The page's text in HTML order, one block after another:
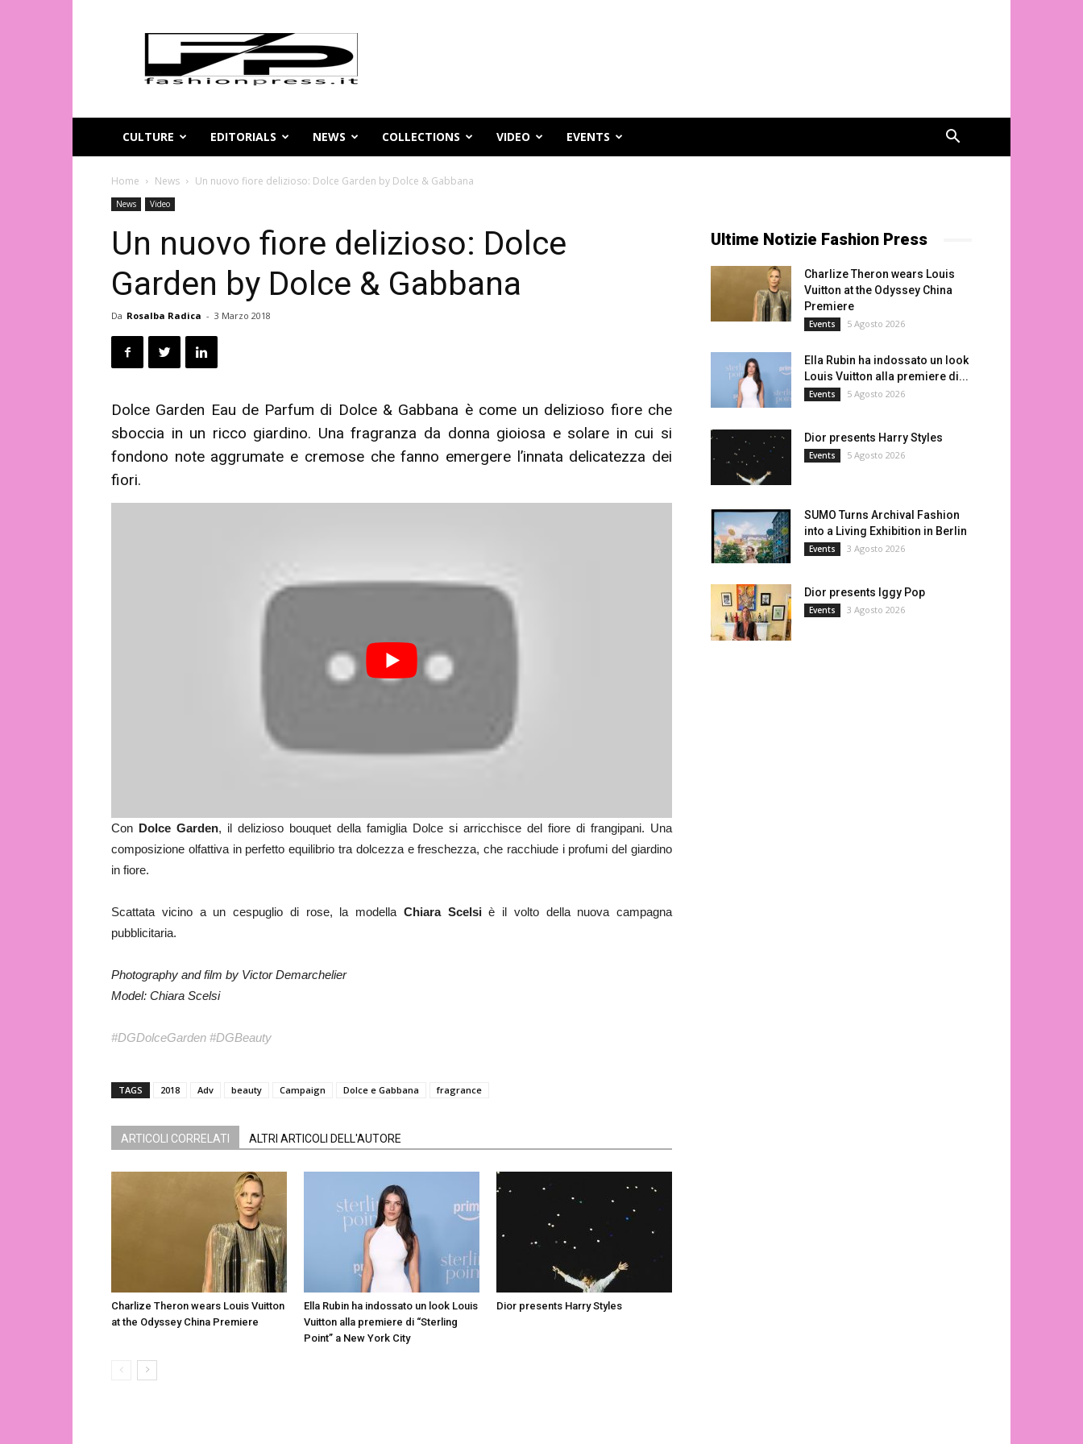
Magazine
moda
online
FashionPress.it
CULTURE
EDITORIALS NEWS COLLECTIONS VIDEO EVENTS
Home News Un nuovo fiore delizioso: Dolce Garden by Dolce & Gabbana
News Video
Un nuovo fiore delizioso: Dolce
Garden by Dolce & Gabbana
Da Rosalba Radica - 3 Marzo 2018
Dolce Garden Eau de Parfum di Dolce & Gabbana è come un delizioso fiore che
sboccia in un ricco giardino. Una fragranza da donna gioiosa e solare in cui si
fondono note aggrumate e cremose che fanno emergere l’innata delicatezza dei
fiori.
Con Dolce Garden, il delizioso bouquet della famiglia Dolce si arricchisce del fiore di frangipani. Una
composizione olfattiva in perfetto equilibrio tra dolcezza e freschezza, che racchiude i profumi del giardino
in fiore.
Scattata vicino a un cespuglio di rose, la modella Chiara Scelsiè il volto della nuova campagna
pubblicitaria.
Photography and film by Victor Demarchelier
Model: Chiara Scelsi
#DGDolceGarden #DGBeauty
TAGS 2018 Adv beauty Campaign Dolce e Gabbana fragrance
ARTICOLI CORRELATI ALTRI ARTICOLI DELL'AUTORE
Charlize Theron wears Louis Vuitton
at the Odyssey China Premiere
Ella Rubin ha indossato un look Louis
Vuitton alla premiere di “Sterling
Point” a New York City
Dior presents Harry Styles
Ultime Notizie Fashion Press
Charlize Theron wears Louis
Vuitton at the Odyssey China
Premiere
Events 5 Agosto 2026
Ella Rubin ha indossato un look
Louis Vuitton alla premiere di...
Events 5 Agosto 2026
Dior presents Harry Styles
Events 5 Agosto 2026
SUMO Turns Archival Fashion
into a Living Exhibition in Berlin
Events 3 Agosto 2026
Dior presents Iggy Pop
Events 3 Agosto 2026